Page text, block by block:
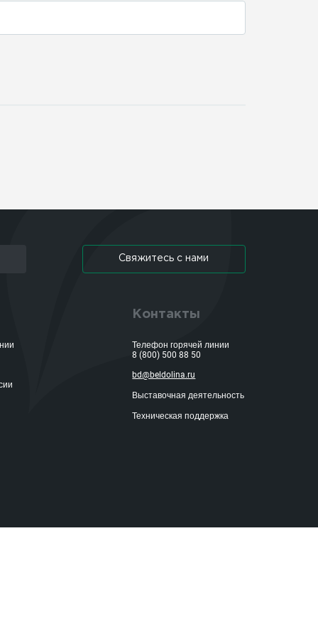
Свяжитесь с нами
Контакты
Телефон горячей линии
8 (800) 500 88 50
bd@beldolina.ru
Выставочная деятельность
Техническая поддержка